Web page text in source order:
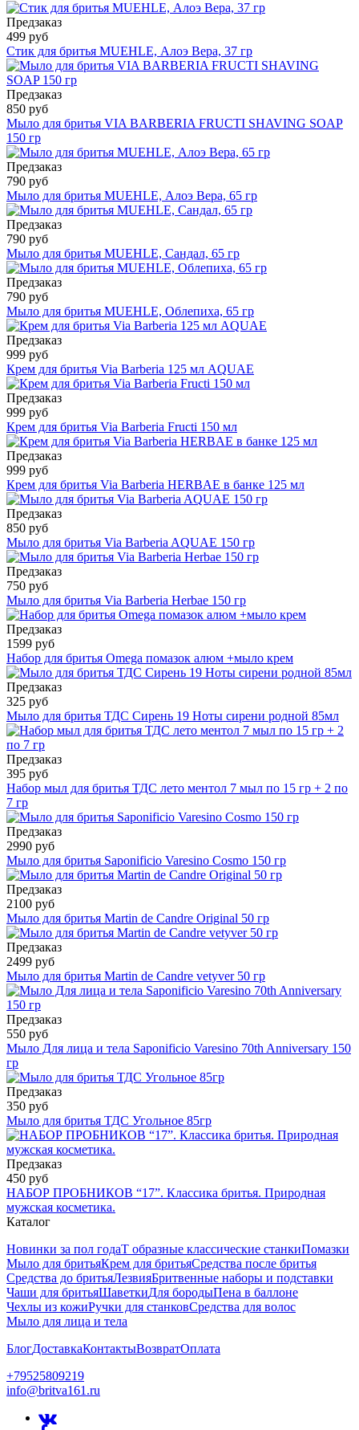
Предзаказ
499 руб
Стик для бритья MUEHLE, Алоэ Вера, 37 гр
Предзаказ
850 руб
Мыло для бритья VIA BARBERIA FRUCTI SHAVING SOAP
150 гр
Предзаказ
790 руб
Мыло для бритья MUEHLE, Алоэ Вера, 65 гр
Предзаказ
790 руб
Мыло для бритья MUEHLE, Сандал, 65 гр
Предзаказ
790 руб
Мыло для бритья MUEHLE, Облепиха, 65 гр
Предзаказ
999 руб
Крем для бритья Via Barberia 125 мл AQUAE
Предзаказ
999 руб
Крем для бритья Via Barberia Fructi 150 мл
Предзаказ
999 руб
Крем для бритья Via Barberia HERBAE в банке 125 мл
Предзаказ
850 руб
Мыло для бритья Via Barberia AQUAE 150 гр
Предзаказ
750 руб
Мыло для бритья Via Barberia Herbae 150 гр
Предзаказ
1599 руб
Набор для бритья Omega помазок алюм +мыло крем
Предзаказ
325 руб
Мыло для бритья ТДС Сирень 19 Ноты сирени родной 85мл
Предзаказ
395 руб
Набор мыл для бритья ТДС лето ментол 7 мыл по 15 гр + 2 по
7 гр
Предзаказ
2990 руб
Мыло для бритья Saponificio Varesino Cosmo 150 гр
Предзаказ
2100 руб
Мыло для бритья Martin de Candre Original 50 гр
Предзаказ
2499 руб
Мыло для бритья Martin de Candre vetyver 50 гр
Предзаказ
550 руб
Мыло Для лица и тела Saponificio Varesino 70th Anniversary 150
гр
Предзаказ
350 руб
Мыло для бритья ТДС Угольное 85гр
Предзаказ
450 руб
НАБОР ПРОБНИКОВ “17”. Классика бритья. Природная
мужская косметика.
Каталог
Новинки за пол годаТ образные классические станкиПомазки
Мыло для бритьяКрем для бритьяСредства после бритья
Средства до бритьяЛезвияБритвенные наборы и подставки
Чаши для бритьяШаветкиДля бородыПена в баллоне
Чехлы из кожиРучки для станковСредства для волос
Мыло для лица и тела
БлогДоставкаКонтактыВозвратОплата
+79525809219
info@britva161.ru